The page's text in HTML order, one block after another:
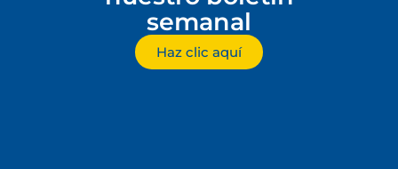
semanal
Haz clic aquí